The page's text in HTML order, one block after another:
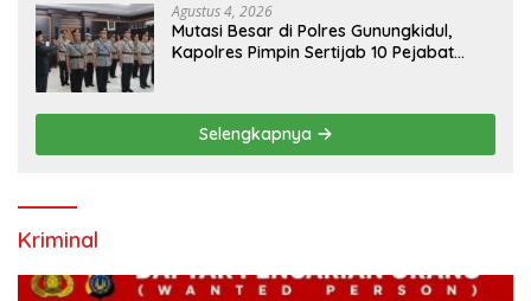
Agustus 4, 2026
Mutasi Besar di Polres Gunungkidul,
Kapolres Pimpin Sertijab 10 Pejabat
Selengkapnya
Kriminal